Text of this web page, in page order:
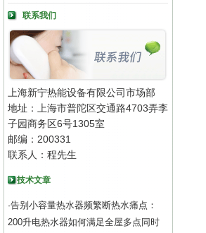
联系我们
上海新宁热能设备有限公司市场部
地址：上海市普陀区交通路4703弄李
子园商务区6号1305室
邮编：200331
联系人：程先生
技术文章
·告别小容量热水器频繁断热水痛点：
200升电热水器如何满足全屋多点同时